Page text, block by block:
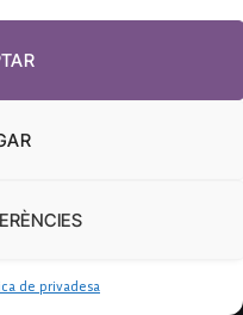
de privadesa